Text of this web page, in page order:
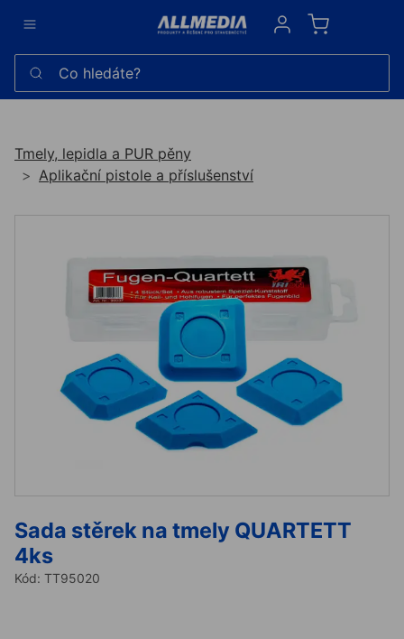
Sign in
Co hledáte?
Tmely, lepidla a PUR pěny
Aplikační pistole a příslušenství
Sada stěrek na tmely QUARTETT
4ks
Kód: TT95020